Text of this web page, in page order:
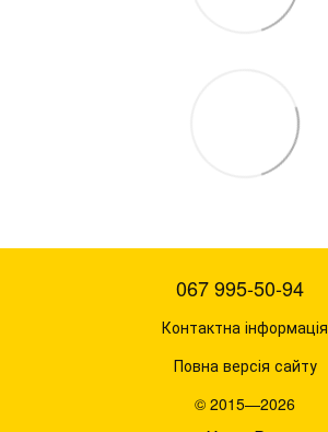
067 995-50-94
Контактна інформація
Повна версія сайту
© 2015—2026